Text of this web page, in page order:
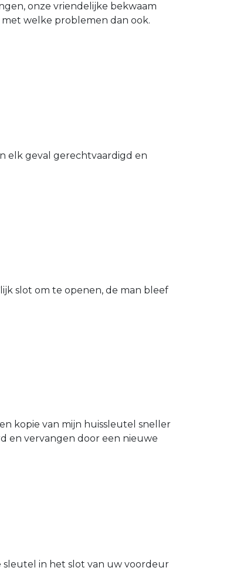
onze vriendelijke bekwaam
welke problemen dan ook.
elk geval gerechtvaardigd en
slot om te openen, de man bleef
kopie van mijn huissleutel sneller
en vervangen door een nieuwe
sleutel in het slot van uw voordeur